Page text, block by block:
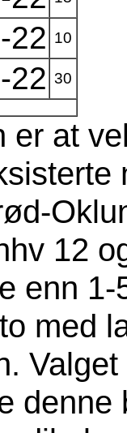
22 10
22 30
er at
12
enn
med
denne